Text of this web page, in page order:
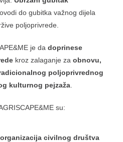
do gubitka važnog dijela
poljoprivrede.
je da doprinese
kroz zalaganje za obnovu,
poljoprivrednog
kulturnog pejzaža
su:
civilnog društva